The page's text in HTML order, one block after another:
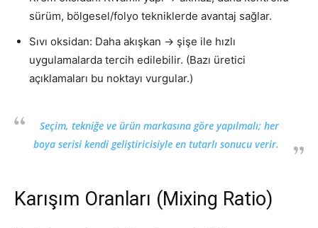
sürüm, bölgesel/folyo tekniklerde avantaj sağlar.
Sıvı oksidan: Daha akışkan → şişe ile hızlı
uygulamalarda tercih edilebilir. (Bazı üretici
açıklamaları bu noktayı vurgular.)
Seçim, tekniğe ve ürün markasına göre yapılmalı; her
boya serisi kendi geliştiricisiyle en tutarlı sonucu verir.
Karışım Oranları (Mixing Ratio)